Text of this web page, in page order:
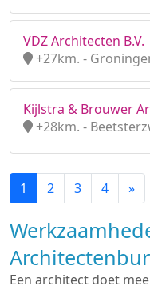
VDZ Architecten B.V.
+27km. -
Kijlstra & Brouwer
+28km. -
1 2 3 4 »
Een architect doet